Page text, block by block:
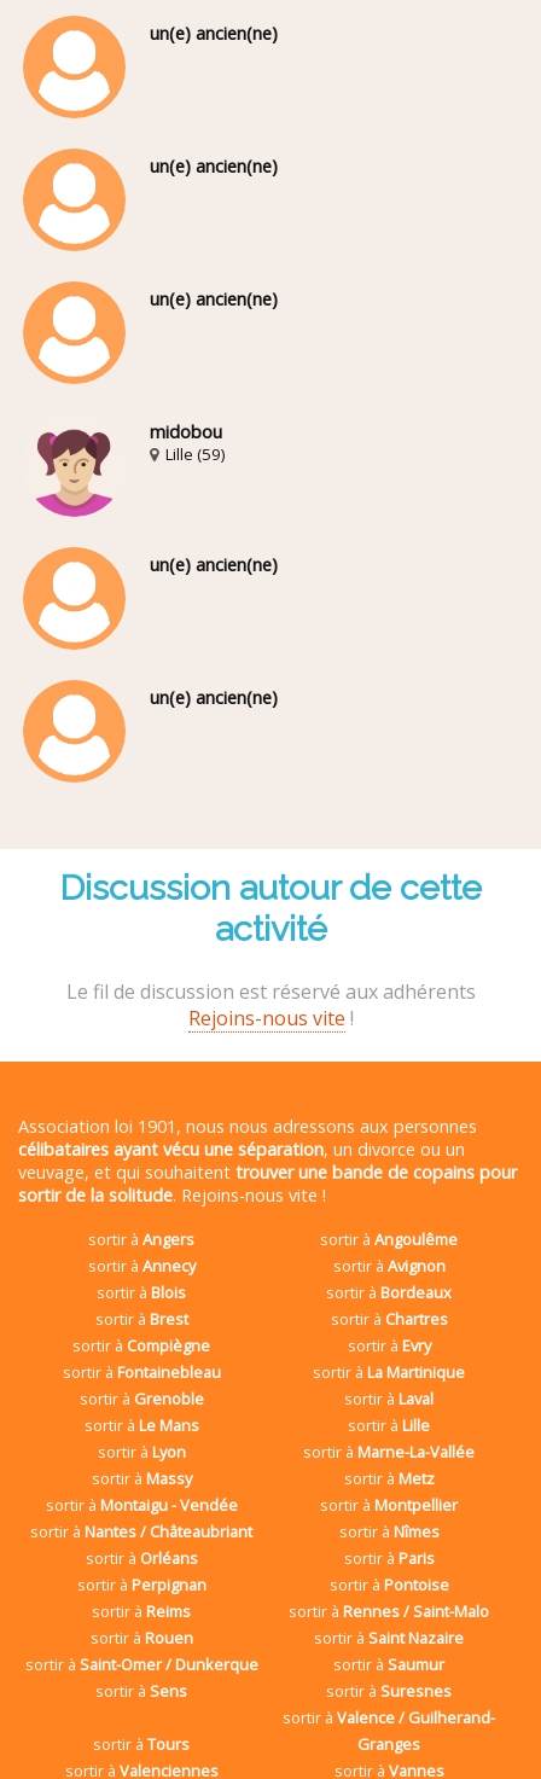
un(e) ancien(ne)
un(e) ancien(ne)
un(e) ancien(ne)
midobou
Lille (59)
un(e) ancien(ne)
un(e) ancien(ne)
Discussion autour de cette
activité
Le fil de discussion est réservé aux adhérents
Rejoins-nous vite !
Association loi 1901, nous nous adressons aux personnes
célibataires ayant vécu une séparation, un divorce ou un
veuvage, et qui souhaitent trouver une bande de copains pour
sortir de la solitude. Rejoins-nous vite !
sortir àAngers sortir àAngoulême
sortir à Annecy sortir à Avignon
sortir àBlois sortir àBordeaux
sortir à Brest sortir à Chartres
sortir à Compiègne sortir à Evry
sortir à Fontainebleau sortir àLa Martinique
sortir à Grenoble sortir àLaval
sortir à Le Mans sortir àLille
sortir à Lyon sortir àMarne-La-Vallée
sortir à Massy sortir à Metz
sortir à Montaigu - Vendée sortir àMontpellier
sortir àNantes / Châteaubriant sortir à Nîmes
sortir à Orléans sortir à Paris
sortir à Perpignan sortir à Pontoise
sortir àReims sortir àRennes / Saint-Malo
sortir à Rouen sortir àSaint Nazaire
sortir à Saint-Omer / Dunkerque sortir àSaumur
sortir àSens sortir àSuresnes
sortir àTours
sortir àValence / Guilherand-
Granges
sortir à Valenciennes sortir à Vannes